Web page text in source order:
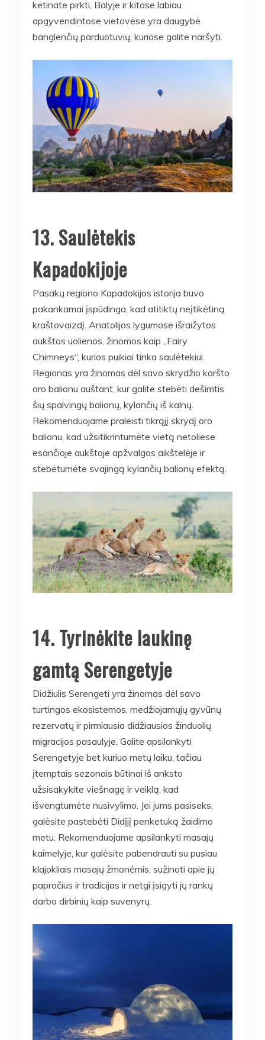
ketinate pirkti, Balyje ir kitose labiau
apgyvendintose vietovėse yra daugybė
banglenčių parduotuvių, kuriose galite naršyti.
13. Saulėtekis
Kapadokijoje
Pasakų regiono Kapadokijos istorija buvo
pakankamai įspūdinga, kad atitiktų neįtikėtiną
kraštovaizdį. Anatolijos lygumose išraižytos
aukštos uolienos, žinomos kaip „Fairy
Chimneys“, kurios puikiai tinka saulėtekiui.
Regionas yra žinomas dėl savo skrydžio karšto
oro balionu auštant, kur galite stebėti dešimtis
šių spalvingų balionų, kylančių iš kalnų.
Rekomenduojame praleisti tikrąjį skrydį oro
balionu, kad užsitikrintumėte vietą netoliese
esančioje aukštoje apžvalgos aikštelėje ir
stebėtumėte svajingą kylančių balionų efektą.
14. Tyrinėkite laukinę
gamtą Serengetyje
Didžiulis Serengeti yra žinomas dėl savo
turtingos ekosistemos, medžiojamųjų gyvūnų
rezervatų ir pirmiausia didžiausios žinduolių
migracijos pasaulyje. Galite apsilankyti
Serengetyje bet kuriuo metų laiku, tačiau
įtemptais sezonais būtinai iš anksto
užsisakykite viešnagę ir veiklą, kad
išvengtumėte nusivylimo. Jei jums pasiseks,
galėsite pastebėti Didįjį penketuką žaidimo
metu. Rekomenduojame apsilankyti masajų
kaimelyje, kur galėsite pabendrauti su pusiau
klajokliais masajų žmonėmis, sužinoti apie jų
papročius ir tradicijas ir netgi įsigyti jų rankų
darbo dirbinių kaip suvenyrų.